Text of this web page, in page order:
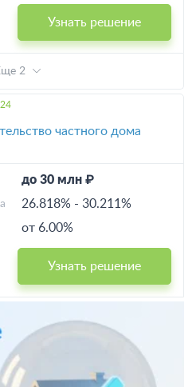
Узнать решение
2
частного дома
до 30 млн ₽
26.818% - 30.211%
от 6.00%
Узнать решение